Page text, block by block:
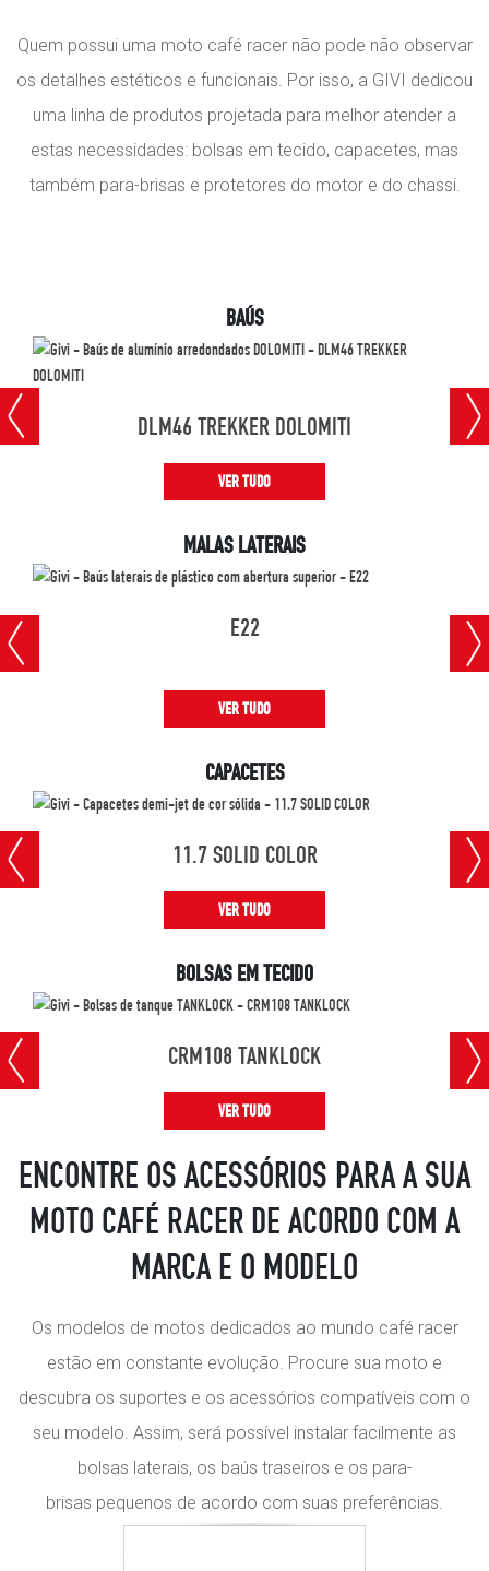
Quem possui uma moto café racer não pode não observar
os detalhes estéticos e funcionais. Por isso, a GIVI dedicou
uma linha de produtos projetada para melhor atender a
estas necessidades: bolsas em tecido, capacetes, mas
também para-brisas e protetores do motor e do chassi.
BAÚS
DLM46 TREKKER DOLOMITI
VER TUDO
MALAS LATERAIS
E22
VER TUDO
CAPACETES
11.7 SOLID COLOR
VER TUDO
BOLSAS EM TECIDO
CRM108 TANKLOCK
VER TUDO
ENCONTRE OS ACESSÓRIOS PARA A SUA
MOTO CAFÉ RACER DE ACORDO COM A
MARCA E O MODELO
Os modelos de motos dedicados ao mundo café racer
estão em constante evolução. Procure sua moto e
descubra os suportes e os acessórios compatíveis com o
seu modelo. Assim, será possível instalar facilmente as
bolsas laterais, os baús traseiros e os para-
brisas pequenos de acordo com suas preferências.